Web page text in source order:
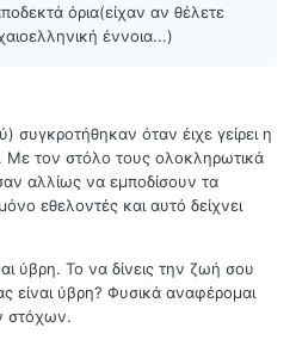
όρια(είχαν αν θέλετε
έννοια...)
συγκροτήθηκαν όταν έιχε γείρει η
Με τον στόλο τους ολοκληρωτικά
αλλίως να εμποδίσουν τα
εθελοντές και αυτό δείχνει
ύβρη. Το να δίνεις την ζωή σου
είναι ύβρη? Φυσικά αναφέρομαι
στόχων.